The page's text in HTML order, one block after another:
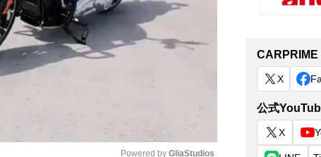
Powered by GliaStudios
CARPRIME
X
公式
X